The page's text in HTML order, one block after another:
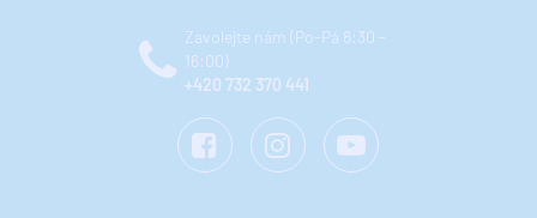
Zavolejte nám (Po-Pá 8:30 -
16:00)
+420 732 370 441